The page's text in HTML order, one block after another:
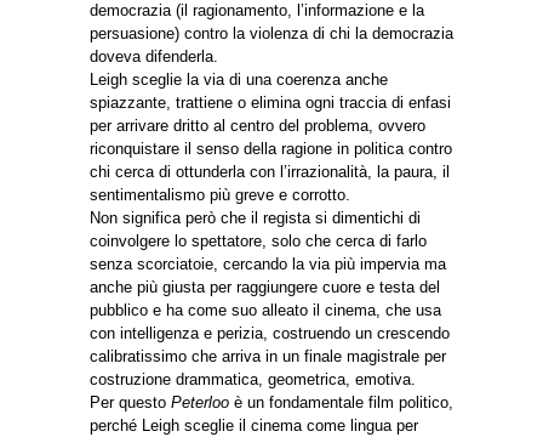
democrazia (il ragionamento, l’informazione e la
persuasione) contro la violenza di chi la democrazia
doveva difenderla.
Leigh sceglie la via di una coerenza anche
spiazzante, trattiene o elimina ogni traccia di enfasi
per arrivare dritto al centro del problema, ovvero
riconquistare il senso della ragione in politica contro
chi cerca di ottunderla con l’irrazionalità, la paura, il
sentimentalismo più greve e corrotto.
Non significa però che il regista si dimentichi di
coinvolgere lo spettatore, solo che cerca di farlo
senza scorciatoie, cercando la via più impervia ma
anche più giusta per raggiungere cuore e testa del
pubblico e ha come suo alleato il cinema, che usa
con intelligenza e perizia, costruendo un crescendo
calibratissimo che arriva in un finale magistrale per
costruzione drammatica, geometrica, emotiva.
Per questo Peterloo è un fondamentale film politico,
perché Leigh sceglie il cinema come lingua per